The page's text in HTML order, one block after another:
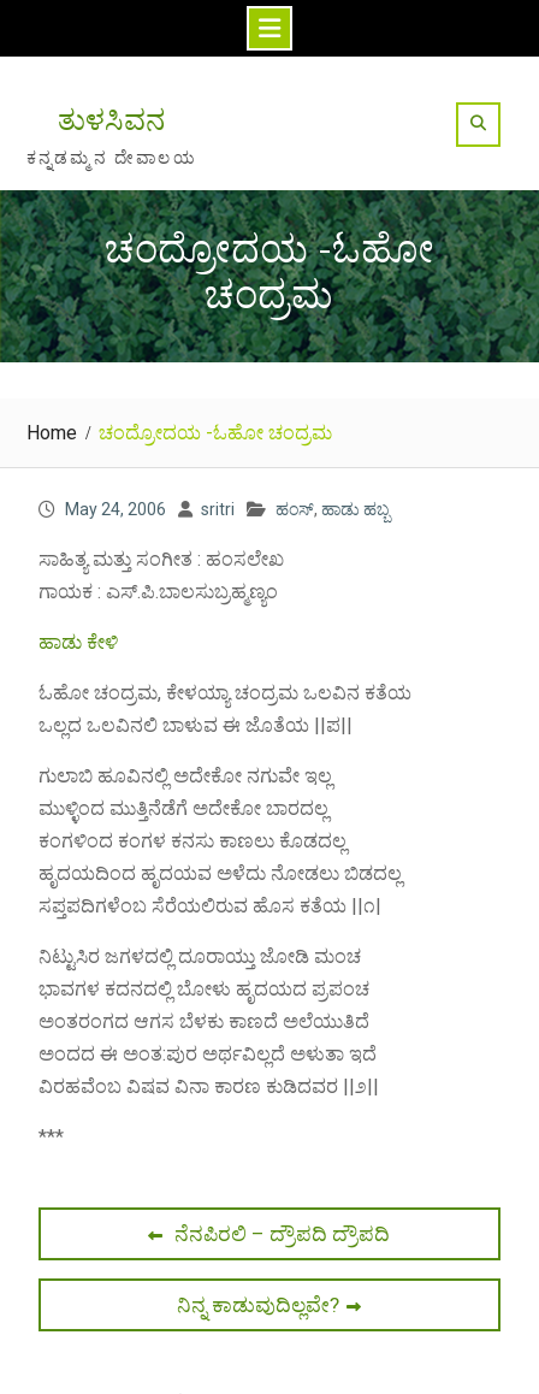
contentತುಳಸಿವನ
ಕನ್ನಡಮ್ಮನ ದೇವಾಲಯ
ಚಂದ್ರೋದಯ -ಓಹೋ
ಚಂದ್ರಮ
Home ಚಂದ್ರೋದಯ -ಓಹೋ ಚಂದ್ರಮ
May 24, 2006 sritri ಹಂಸ್, ಹಾಡು ಹಬ್ಬ
ಸಾಹಿತ್ಯ ಮತ್ತು ಸಂಗೀತ : ಹಂಸಲೇಖ
ಗಾಯಕ : ಎಸ್.ಪಿ.ಬಾಲಸುಬ್ರಹ್ಮಣ್ಯಂ
ಹಾಡು ಕೇಳಿ
ಓಹೋ ಚಂದ್ರಮ, ಕೇಳಯ್ಯಾ ಚಂದ್ರಮ ಒಲವಿನ ಕತೆಯ
ಒಲ್ಲದ ಒಲವಿನಲಿ ಬಾಳುವ ಈ ಜೊತೆಯ ||ಪ||
ಗುಲಾಬಿ ಹೂವಿನಲ್ಲಿ ಅದೇಕೋ ನಗುವೇ ಇಲ್ಲ
ಮುಳ್ಳಿಂದ ಮುತ್ತಿನೆಡೆಗೆ ಅದೇಕೋ ಬಾರದಲ್ಲ
ಕಂಗಳಿಂದ ಕಂಗಳ ಕನಸು ಕಾಣಲು ಕೊಡದಲ್ಲ
ಹೃದಯದಿಂದ ಹೃದಯವ ಅಳೆದು ನೋಡಲು ಬಿಡದಲ್ಲ
ಸಪ್ತಪದಿಗಳೆಂಬ ಸೆರೆಯಲಿರುವ ಹೊಸ ಕತೆಯ ||೧|
ನಿಟ್ಟುಸಿರ ಜಗಳದಲ್ಲಿ ದೂರಾಯ್ತು ಜೋಡಿ ಮಂಚ
ಭಾವಗಳ ಕದನದಲ್ಲಿ ಬೋಳು ಹೃದಯದ ಪ್ರಪಂಚ
ಅಂತರಂಗದ ಆಗಸ ಬೆಳಕು ಕಾಣದೆ ಅಲೆಯುತಿದೆ
ಅಂದದ ಈ ಅಂತ:ಪುರ ಅರ್ಥವಿಲ್ಲದೆ ಅಳುತಾ ಇದೆ
ವಿರಹವೆಂಬ ವಿಷವ ವಿನಾ ಕಾರಣ ಕುಡಿದವರ ||೨||
***
navigation
Previous
post:
ನೆನಪಿರಲಿ – ದ್ರೌಪದಿ ದ್ರೌಪದಿ
Next
post:
ನಿನ್ನ ಕಾಡುವುದಿಲ್ಲವೇ?